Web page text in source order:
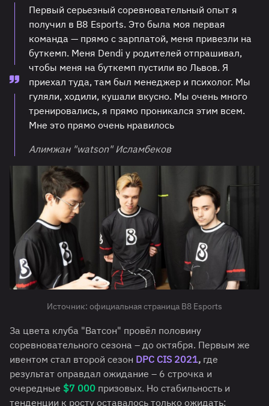
Первый серьезный соревновательный опыт я
получил в B8 Esports. Это была моя первая
команда — прямо с зарплатой, меня привезли на
буткемп. Меня Dendi у родителей отпрашивал,
чтобы меня на буткемп пустили во Львов. Я
приехал туда, там был менеджер и психолог. Мы
гуляли, ходили, кушали вкусно. Мы очень много
тренировались, я прямо проникался этим всем.
Мне это прямо очень нравилось
Алимжан "watson" Исламбеков
Источник: официальная страница B8 Esports
За цвета клуба "Ватсон" провёл половину
соревновательного сезона – до октября. Первым же
ивентом стал второй сезон DPC CIS 2021, где
результат оправдал ожидание – 6 строчка и
очередные $7 000 призовых. Но стабильность и
тенденции к росту оставалось только ожидать: